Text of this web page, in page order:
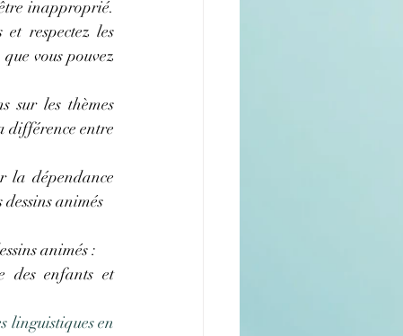
inapproprié.
respectez les
que vous pouvez
sur les thèmes
différence entre
la dépendance
animés
animés :
des enfants et
linguistiques en